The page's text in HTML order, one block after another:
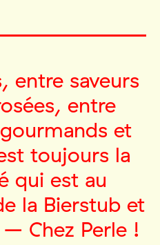
entre saveurs
entre
et
toujours la
qui est au
la Bierstub et
Chez Perle !